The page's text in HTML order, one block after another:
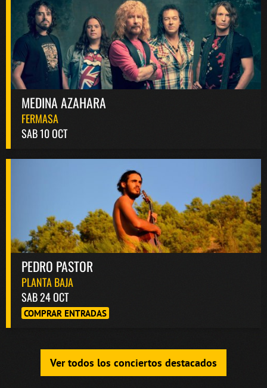
MEDINA AZAHARA
FERMASA
SAB 10 OCT
PEDRO PASTOR
PLANTA BAJA
SAB 24 OCT
COMPRAR ENTRADAS
Ver todos los conciertos destacados